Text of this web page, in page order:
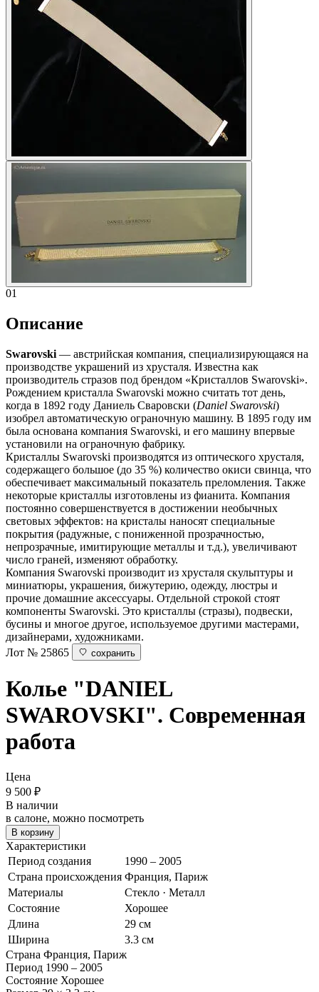
01
Описание
Swarovski — австрийская компания, специализирующаяся на
производстве украшений из хрусталя. Известна как
производитель стразов под брендом «Кристаллов Swarovski».
Рождением кристалла Swarovski можно считать тот день,
когда в 1892 году Даниель Сваровски (Daniel Swarovski)
изобрел автоматическую ограночную машину. В 1895 году им
была основана компания Swarovski, и его машину впервые
установили на ограночную фабрику.
Кристаллы Swarovski производятся из оптического хрусталя,
содержащего большое (до 35 %) количество окиси свинца, что
обеспечивает максимальный показатель преломления. Также
некоторые кристаллы изготовлены из фианита. Компания
постоянно совершенствуется в достижении необычных
световых эффектов: на кристалы наносят специальные
покрытия (радужные, с пониженной прозрачностью,
непрозрачные, имитирующие металлы и т.д.), увеличивают
число граней, изменяют обработку.
Компания Swarovski производит из хрусталя скульптуры и
миниатюры, украшения, бижутерию, одежду, люстры и
прочие домашние аксессуары. Отдельной строкой стоят
компоненты Swarovski. Это кристаллы (стразы), подвески,
бусины и многое другое, используемое другими мастерами,
дизайнерами, художниками.
Лот № 25865
сохранить
Колье "DANIEL
SWAROVSKI". Современная
работа
Цена
9 500 ₽
В наличии
в салоне, можно посмотреть
В корзину
Характеристики
Период создания
1990 – 2005
Страна происхождения Франция, Париж
Материалы
Стекло · Металл
Состояние
Хорошее
Длина
29 см
Ширина
3.3 см
Страна Франция, Париж
Период 1990 – 2005
Состояние Хорошее